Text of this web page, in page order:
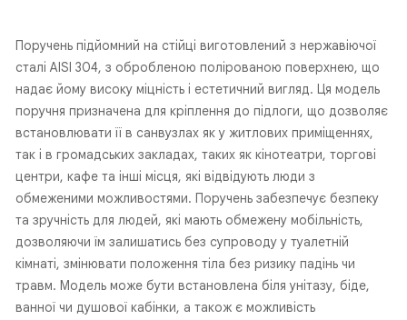
Поручень підйомний на стійці виготовлений з нержавіючої
сталі AISI 304, з обробленою полірованою поверхнею, що
надає йому високу міцність і естетичний вигляд. Ця модель
поручня призначена для кріплення до підлоги, що дозволяє
встановлювати її в санвузлах як у житлових приміщеннях,
так і в громадських закладах, таких як кінотеатри, торгові
центри, кафе та інші місця, які відвідують люди з
обмеженими можливостями. Поручень забезпечує безпеку
та зручність для людей, які мають обмежену мобільність,
дозволяючи їм залишатись без супроводу у туалетній
кімнаті, змінювати положення тіла без ризику падінь чи
травм. Модель може бути встановлена біля унітазу, біде,
ванної чи душової кабінки, а також є можливість